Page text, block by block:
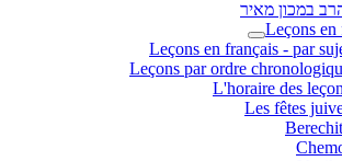
במכון מאיר
Leçons en
Leçons en français - par
Leçons par ordre
L'horaire des
Les fêtes